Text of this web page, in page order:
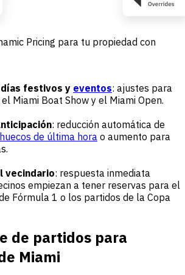
Pricing para tu propiedad con
festivos y eventos: ajustes para
Miami Boat Show y el Miami Open.
: reducción automática de
huecos de última hora o aumento para
vecindario: respuesta inmediata
empiezan a tener reservas para el
Fórmula 1 o los partidos de la Copa
de partidos para
Miami